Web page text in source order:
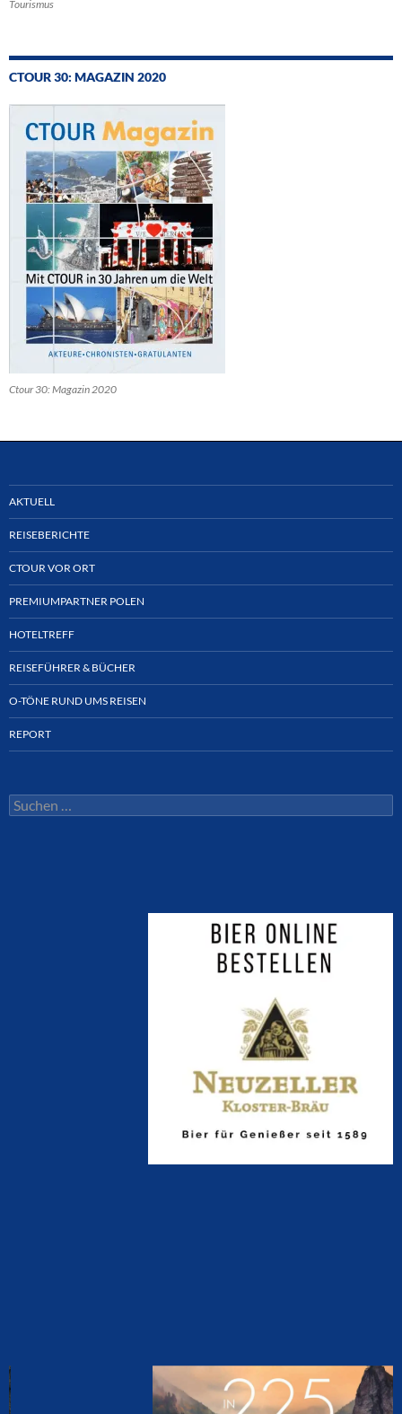
Tourismus
CTOUR 30: MAGAZIN 2020
Ctour 30: Magazin 2020
AKTUELL
REISEBERICHTE
CTOUR VOR ORT
PREMIUMPARTNER POLEN
HOTELTREFF
REISEFÜHRER & BÜCHER
O-TÖNE RUND UMS REISEN
REPORT
Suchen
nach: